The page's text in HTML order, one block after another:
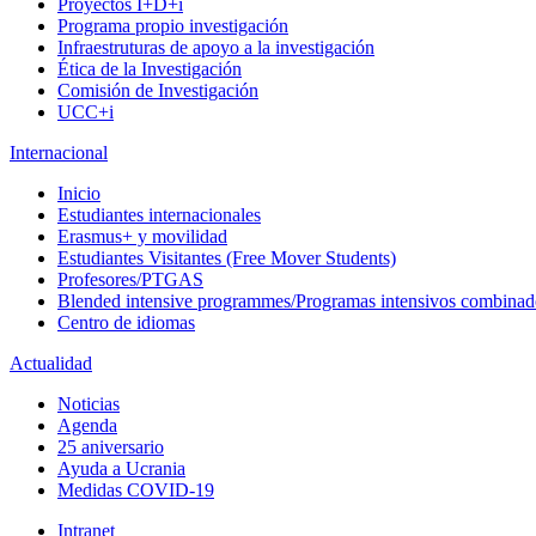
Proyectos I+D+i
Programa propio investigación
Infraestruturas de apoyo a la investigación
Ética de la Investigación
Comisión de Investigación
UCC+i
Internacional
Inicio
Estudiantes internacionales
Erasmus+ y movilidad
Estudiantes Visitantes (Free Mover Students)
Profesores/PTGAS
Blended intensive programmes/Programas intensivos
Centro de idiomas
Actualidad
Noticias
Agenda
25 aniversario
Ayuda a Ucrania
Medidas COVID-19
Intranet